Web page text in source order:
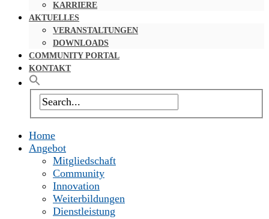
KARRIERE
AKTUELLES
VERANSTALTUNGEN
DOWNLOADS
COMMUNITY PORTAL
KONTAKT
Home
Angebot
Mitgliedschaft
Community
Innovation
Weiterbildungen
Dienstleistung